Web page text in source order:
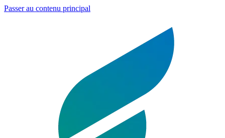
Passer au contenu principal